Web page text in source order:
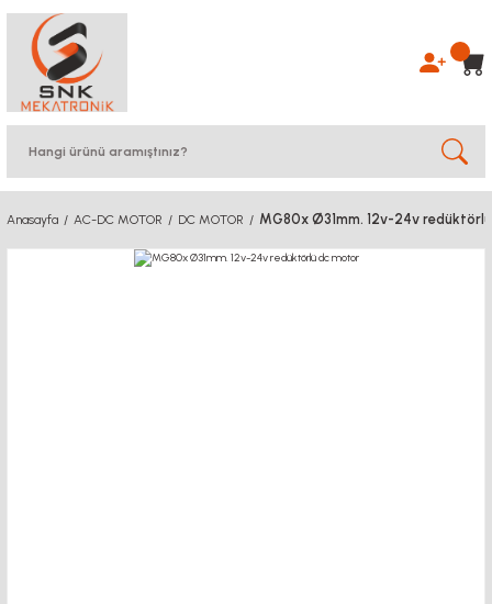
Anasayfa AC-DC MOTOR DC MOTOR MG80x Ø31mm. 12v-24v